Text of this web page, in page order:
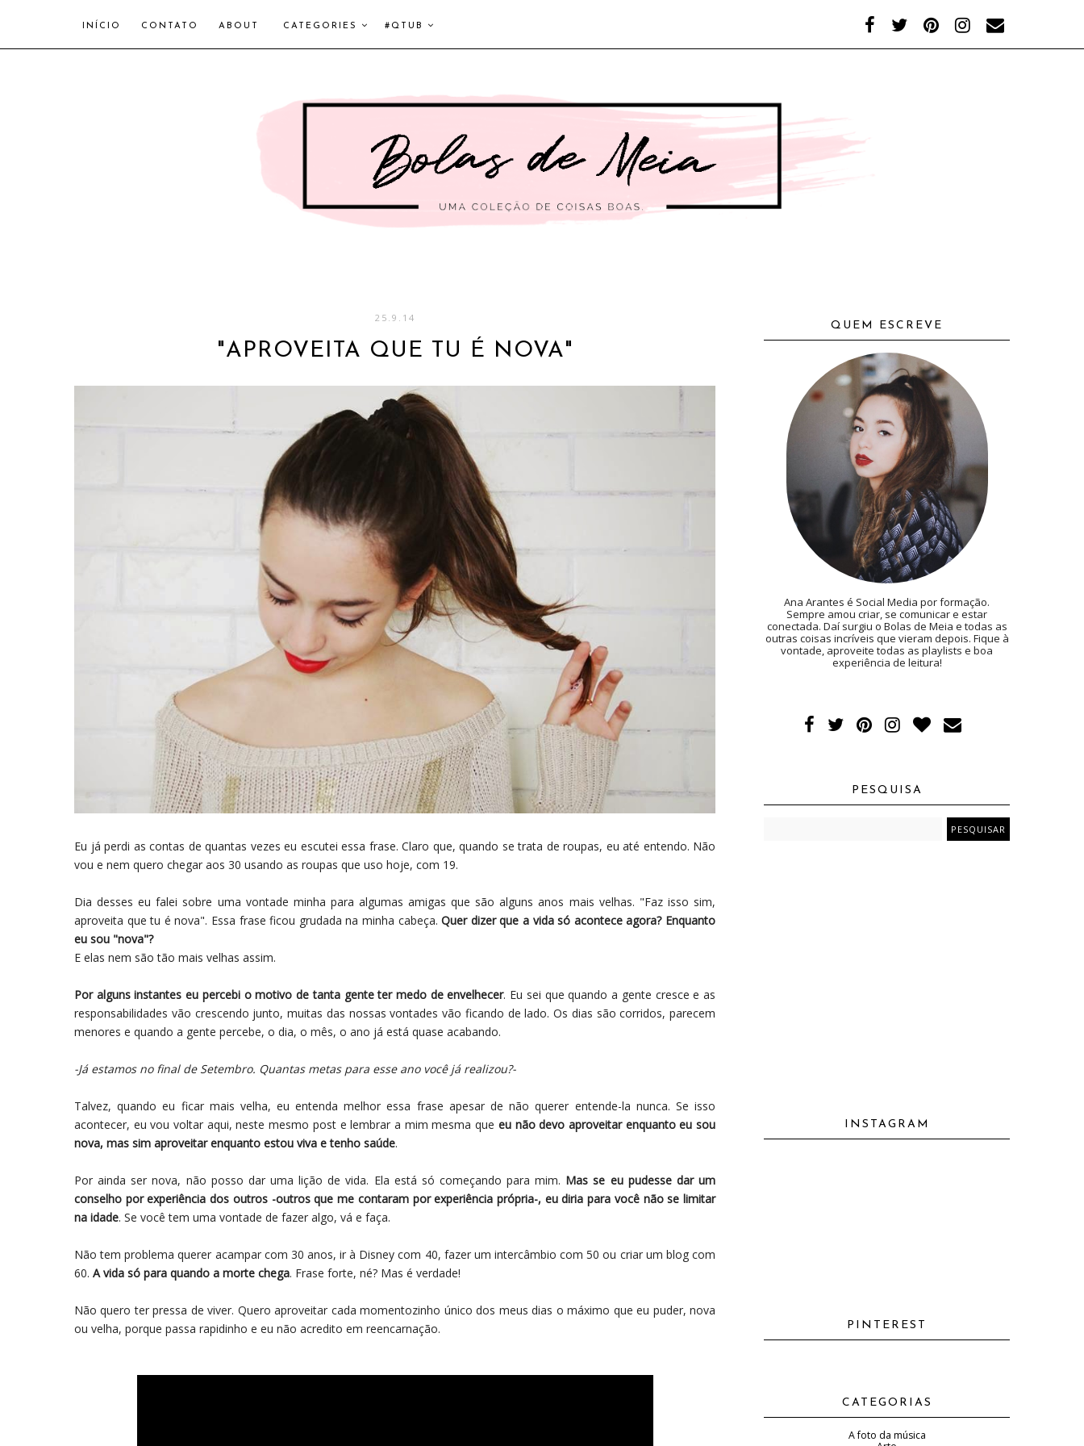
INÍCIO CONTATO ABOUT CATEGORIES #QTUB
25.9.14
"APROVEITA QUE TU É NOVA"
Eu já perdi as contas de quantas vezes eu escutei essa frase. Claro que, quando se trata de roupas, eu até entendo. Não
vou e nem quero chegar aos 30 usando as roupas que uso hoje, com 19.
Dia desses eu falei sobre uma vontade minha para algumas amigas que são alguns anos mais velhas. "Faz isso sim,
aproveita que tu é nova". Essa frase ficou grudada na minha cabeça.Quer dizer que a vida só acontece agora? Enquanto
eu sou "nova"?
E elas nem são tão mais velhas assim.
Por alguns instantes eu percebi o motivo de tanta gente ter medo de envelhecer. Eu sei que quando a gente cresce e as
responsabilidades vão crescendo junto, muitas das nossas vontades vão ficando de lado. Os dias são corridos, parecem
menores e quando a gente percebe, o dia, o mês, o ano já está quase acabando.
-Já estamos no final de Setembro. Quantas metas para esse ano você já realizou?-
Talvez, quando eu ficar mais velha, eu entenda melhor essa frase apesar de não querer entende-la nunca. Se isso
acontecer, eu vou voltar aqui, neste mesmo post e lembrar a mim mesma que eu não devo aproveitar enquanto eu sou
nova, mas sim aproveitar enquanto estou viva e tenho saúde.
Por ainda ser nova, não posso dar uma lição de vida. Ela está só começando para mim. Mas se eu pudesse dar um
conselho por experiência dos outros -outros que me contaram por experiência própria-, eu diria para você não se limitar
na idade. Se você tem uma vontade de fazer algo, vá e faça.
Não tem problema querer acampar com 30 anos, ir à Disney com 40, fazer um intercâmbio com 50 ou criar um blog com
60. A vida só para quando a morte chega. Frase forte, né? Mas é verdade!
Não quero ter pressa de viver. Quero aproveitar cada momentozinho único dos meus dias o máximo que eu puder, nova
ou velha, porque passa rapidinho e eu não acredito em reencarnação.
QUEM ESCREVE
Ana Arantes é Social Media por formação.
Sempre amou criar, se comunicar e estar
conectada. Daí surgiu o Bolas de Meia e todas as
outras coisas incríveis que vieram depois. Fique à
vontade, aproveite todas as playlists e boa
experiência de leitura!
PESQUISA
INSTAGRAM
PINTEREST
CATEGORIAS
A foto da música